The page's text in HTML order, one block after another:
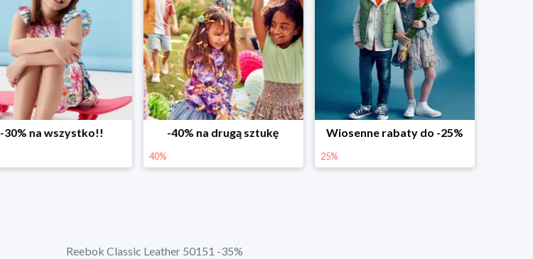
-40% na drugą sztukę Wiosenne rabaty do -25%
25%
Dodatkowe -25% na wiosenne nowości
25%
Reebok Classic Leather 50151 -35%